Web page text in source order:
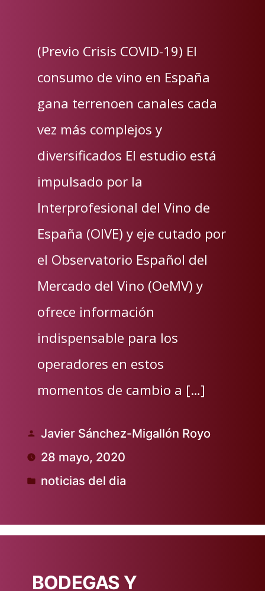
(Previo Crisis COVID-19) El
consumo de vino en España
gana terrenoen canales cada
vez más complejos y
diversificados El estudio está
impulsado por la
Interprofesional del Vino de
España (OIVE) y eje cutado por
el Observatorio Español del
Mercado del Vino (OeMV) y
ofrece información
indispensable para los
operadores en estos
momentos de cambio a […]
Publicado
por
Javier Sánchez-Migallón Royo
28 mayo, 2020
Publicado
noticias del dia
BODEGAS Y